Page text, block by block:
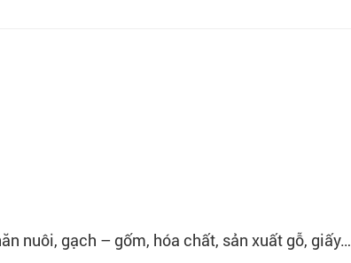
nuôi, gạch – gốm, hóa chất, sản xuất gỗ, giấy…